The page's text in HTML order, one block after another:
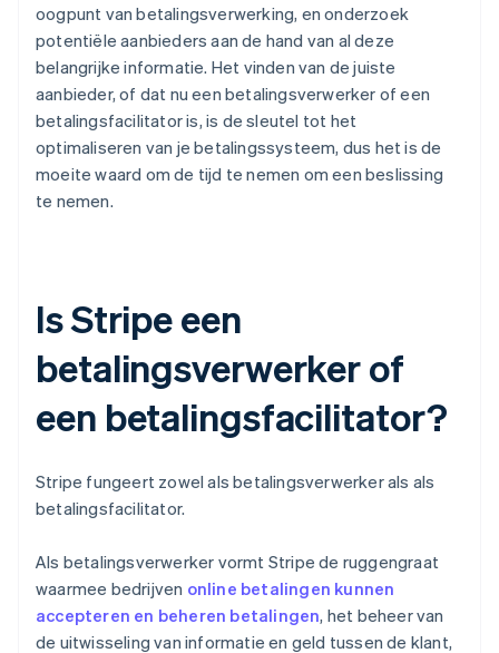
oogpunt van betalingsverwerking, en onderzoek
potentiële aanbieders aan de hand van al deze
belangrijke informatie. Het vinden van de juiste
aanbieder, of dat nu een betalingsverwerker of een
betalingsfacilitator is, is de sleutel tot het
optimaliseren van je betalingssysteem, dus het is de
moeite waard om de tijd te nemen om een beslissing
te nemen.
Is Stripe een
betalingsverwerker of
een betalingsfacilitator?
Stripe fungeert zowel als betalingsverwerker als als
betalingsfacilitator.
Als betalingsverwerker vormt Stripe de ruggengraat
waarmee bedrijven online betalingen kunnen
accepteren en beheren betalingen, het beheer van
de uitwisseling van informatie en geld tussen de klant,